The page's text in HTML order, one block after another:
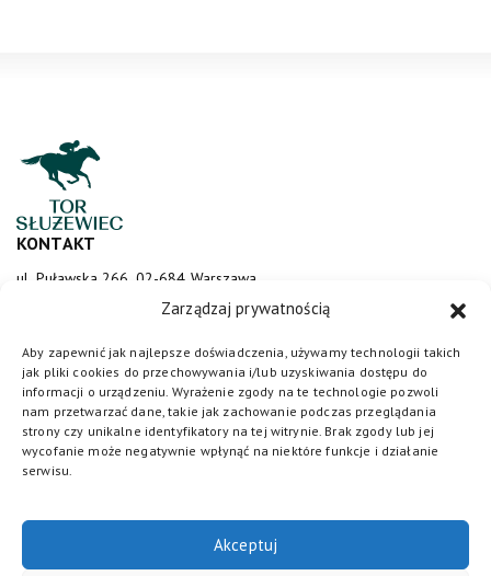
Zarządzaj prywatnością
Aby zapewnić jak najlepsze doświadczenia, używamy technologii takich
jak pliki cookies do przechowywania i/lub uzyskiwania dostępu do
informacji o urządzeniu. Wyrażenie zgody na te technologie pozwoli
nam przetwarzać dane, takie jak zachowanie podczas przeglądania
strony czy unikalne identyfikatory na tej witrynie. Brak zgody lub jej
wycofanie może negatywnie wpłynąć na niektóre funkcje i działanie
serwisu.
Akceptuj
KONTAKT
ul. Puławska 266, 02-684 Warszawa
sluzewiec@totalizator.pl
KONTAKT DLA MEDIÓW
media@torsluzewiec.pl
DOŁĄCZ DO NAS